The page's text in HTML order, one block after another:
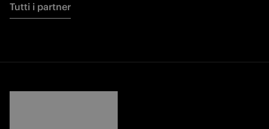
Tutti i partner